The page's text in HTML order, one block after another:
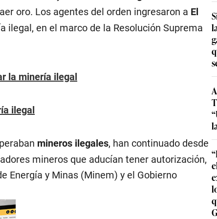
oro. Los agentes del orden ingresaron a El
ilegal, en el marco de la Resolución Suprema
la minería ilegal
ilegal
mineros ilegales, han continuado desde
mineros que aducían tener autorización,
Energía y Minas (Minem) y el Gobierno